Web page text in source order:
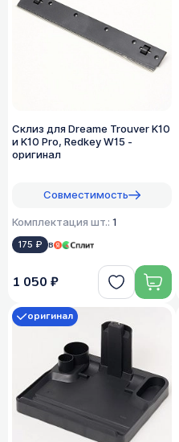
Склиз для Dreame Trouver K10
и K10 Pro, Redkey W15 -
оригинал
Совместимость
Комплектация шт.: 1
175 ₽ в
1 050 ₽
оригинал